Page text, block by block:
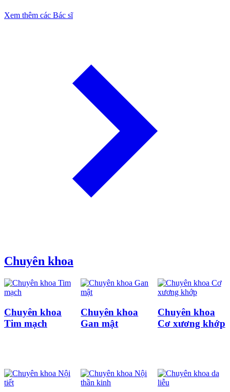
Xem thêm các Bác sĩ
Chuyên khoa
Chuyên khoa
Tim mạch
Chuyên khoa
Gan mật
Chuyên khoa
Cơ xương khớp